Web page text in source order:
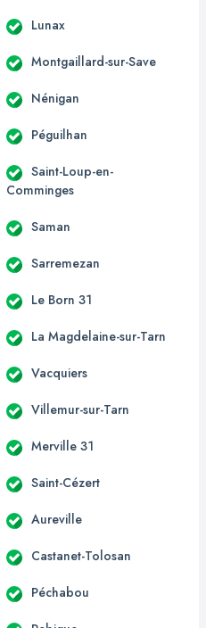
Lunax
Montgaillard-sur-Save
Nénigan
Péguilhan
Saint-Loup-en-
Comminges
Saman
Sarremezan
Le Born 31
La Magdelaine-sur-Tarn
Vacquiers
Villemur-sur-Tarn
Merville 31
Saint-Cézert
Aureville
Castanet-Tolosan
Péchabou